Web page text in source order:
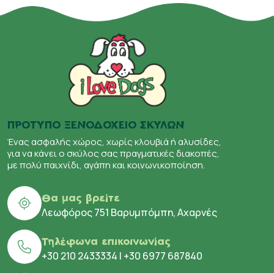
ΠΡΟΤΥΠΟ ΞΕΝΟΔΟΧΕΙΟ ΣΚΥΛΩΝ
Ένας ασφαλής χώρος, χωρίς κλουβιά ή αλυσίδες,
για να κάνει ο σκύλος σας πραγματικές διακοπές,
με πολύ παιχνίδι, αγάπη και κοινωνικοποίηση.
Θα μας βρείτε
Λεωφόρος 751 Βαρυμπόμπη, Αχαρνές
Τηλέφωνα επικοινωνίας
+30 210 2433334 | +30 6977 687840